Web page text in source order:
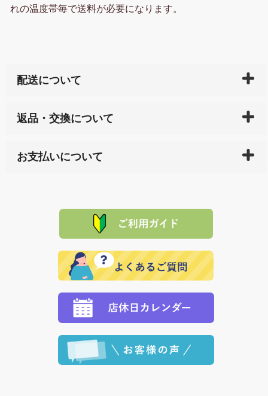
れの温度帯毎で送料が必要になります。
配送について
天ペイ」の方はご注文受付後）、 長崎県下全域に点在
サイト内で購入された商品の送料は、こちらの
全国送
れの生産メーカーからお客様の元へ直送いたしますの
で、 それぞれ個別に送料が必要になります。
返品・交換について
または配送途中の 事故などで不都合が生じている場合
品代金を返金いたします。）
その際は誠に申し訳ありませんが、当協会までご注文
願いいたします。
お支払いについて
た場合、お客様からの ご入金を確認した後で、商品を
定された場合は、準備出来次第の便にてお送りいたし
ます。 （到着日指定をされている場合は、ご指定の日
程に合わせてお届けいたします。）